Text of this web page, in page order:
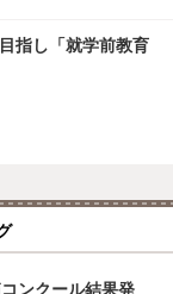
指し「就学前教育
ンクール結果発